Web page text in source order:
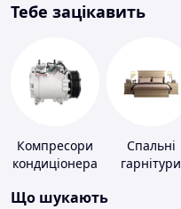
Тебе зацікавить
Компресори
кондиціонера
Спальні
гарнітури
Що шукають